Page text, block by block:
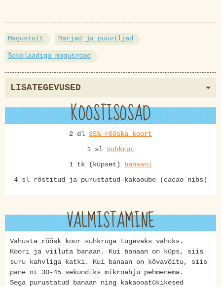
Magustoit Marjad ja puuviljad
Šokolaadiga magusroad
LISATEGEVUSED
KOOSTISOSAD
2 dl 35% rõõska koort
1 sl suhkrut
1 tk (küpset)
banaani
4 sl röstitud ja purustatud kakaoube (cacao nibs)
VALMISTAMINE
Vahusta rõõsk koor suhkruga tugevaks vahuks.
Koori ja viiluta banaan. Kui banaan on küps, siis
suru kahvliga katki. Kui banaan on kõvavõitu, siis
pane nt 30-45 sekundiks mikroahju pehmenema.
Sega purustatud banaan ning kakaooatükikesed